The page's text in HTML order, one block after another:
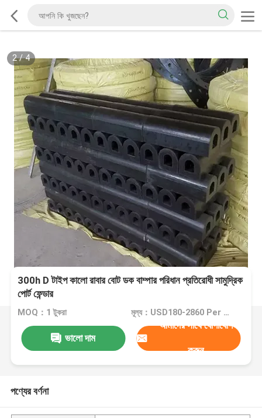
2/4
300h D টাইপ কালো রাবার বোট ডক বাম্পার পরিধান প্রতিরোধী সামুদ্রিক
পোর্ট ফেন্ডার
MOQ：1 টুকরা মূল্য：USD180-2860 Per Piece
ভালো দাম
আমাদের সাথে যোগাযোগ
করুন
পণ্যের বর্ণনা